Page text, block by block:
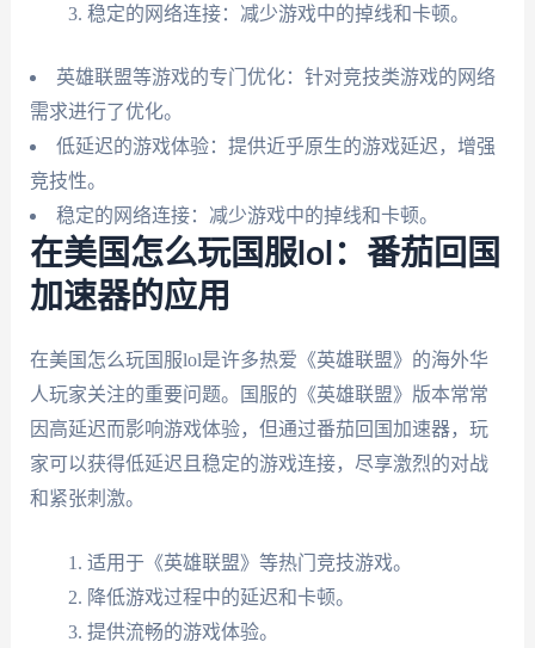
稳定的网络连接：减少游戏中的掉线和卡顿。
英雄联盟等游戏的专门优化：针对竞技类游戏的网络
需求进行了优化。
低延迟的游戏体验：提供近乎原生的游戏延迟，增强
竞技性。
稳定的网络连接：减少游戏中的掉线和卡顿。
在美国怎么玩国服lol：番茄回国
加速器的应用
在美国怎么玩国服lol是许多热爱《英雄联盟》的海外华
人玩家关注的重要问题。国服的《英雄联盟》版本常常
因高延迟而影响游戏体验，但通过番茄回国加速器，玩
家可以获得低延迟且稳定的游戏连接，尽享激烈的对战
和紧张刺激。
适用于《英雄联盟》等热门竞技游戏。
降低游戏过程中的延迟和卡顿。
提供流畅的游戏体验。